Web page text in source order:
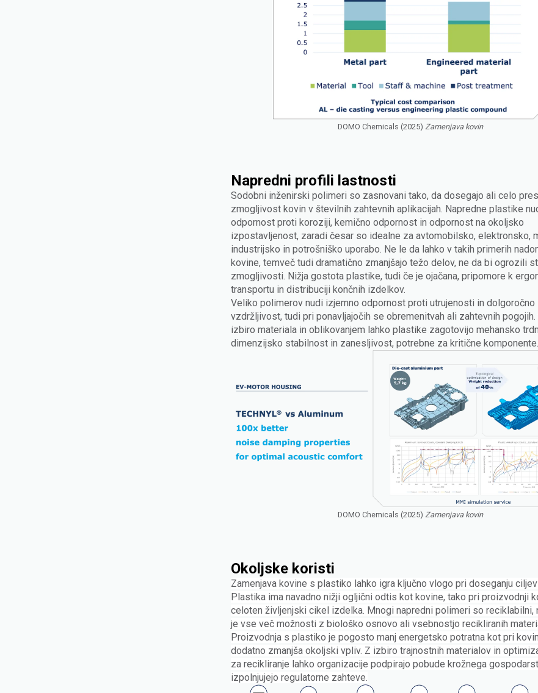
DOMO Chemicals (2025) Zamenjava kovin
Napredni profili lastnosti
Sodobni inženirski polimeri so zasnovani tako, da dosegajo ali celo
zmogljivost kovin v številnih zahtevnih aplikacijah. Napredne plastike
odpornost proti koroziji, kemično odpornost in odpornost na okoljsko
izpostavljenost, zaradi česar so idealne za avtomobilsko, elektronsko,
industrijsko in potrošniško uporabo. Ne le da lahko v takih primerih
kovine, temveč tudi dramatično zmanjšajo težo delov, ne da bi ogrozili
zmogljivosti. Nižja gostota plastike, tudi če je ojačana, pripomore k
transportu in distribuciji končnih izdelkov.
Veliko polimerov nudi izjemno odpornost proti utrujenosti in dolgoročno
vzdržljivost, tudi pri ponavljajočih se obremenitvah ali zahtevnih pogojih.
izbiro materiala in oblikovanjem lahko plastike zagotovijo mehansko
dimenzijsko stabilnost in zanesljivost, potrebne za kritične komponente.
DOMO Chemicals (2025) Zamenjava kovin
Okoljske koristi
Zamenjava kovine s plastiko lahko igra ključno vlogo pri doseganju
Plastika ima navadno nižji ogljični odtis kot kovine, tako pri proizvodnji
celoten življenjski cikel izdelka. Mnogi napredni polimeri so reciklabilni,
je vse več možnosti z biološko osnovo ali vsebnostjo recikliranih
Proizvodnja s plastiko je pogosto manj energetsko potratna kot pri
dodatno zmanjša okoljski vpliv. Z izbiro trajnostnih materialov in
za recikliranje lahko organizacije podpirajo pobude krožnega
izpolnjujejo regulatorne zahteve.